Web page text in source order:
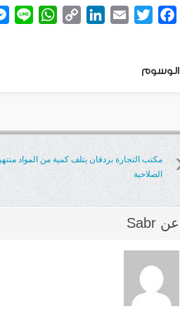
Facebook
Twitter
Email
LinkedIn
Copy
الوسوم
مكتب التجارة بردفان يتلف كمية من المواد
الصلاحية
عن Sabr